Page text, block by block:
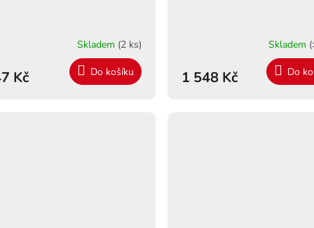
Skladem (2 ks)
Kč Do košíku
Skladem
1 548 Kč Do